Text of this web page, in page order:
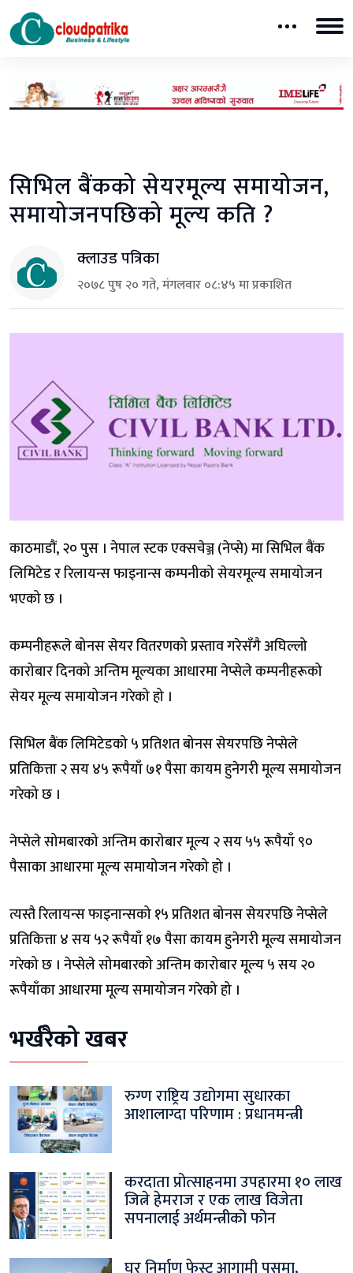
सिभिल बैंकको सेयरमूल्य समायोजन,
समायोजनपछिको मूल्य कति ?
क्लाउड पत्रिका
२०७८ पुष २० गते, मंगलवार ०८:४५ मा प्रकाशित
काठमाडौं, २० पुस । नेपाल स्टक एक्सचेञ्ज (नेप्से) मा सिभिल बैंक
लिमिटेड र रिलायन्स फाइनान्स कम्पनीको सेयरमूल्य समायोजन
भएको छ ।
कम्पनीहरूले बोनस सेयर वितरणको प्रस्ताव गरेसँगै अघिल्लो
कारोबार दिनको अन्तिम मूल्यका आधारमा नेप्सेले कम्पनीहरूको
सेयर मूल्य समायोजन गरेको हो ।
सिभिल बैंक लिमिटेडको ५ प्रतिशत बोनस सेयरपछि नेप्सेले
प्रतिकित्ता २ सय ४५ रूपैयाँ ७१ पैसा कायम हुनेगरी मूल्य समायोजन
गरेको छ ।
नेप्सेले सोमबारको अन्तिम कारोबार मूल्य २ सय ५५ रूपैयाँ ९०
पैसाका आधारमा मूल्य समायोजन गरेको हो ।
त्यस्तै रिलायन्स फाइनान्सको १५ प्रतिशत बोनस सेयरपछि नेप्सेले
प्रतिकित्ता ४ सय ५२ रूपैयाँ १७ पैसा कायम हुनेगरी मूल्य समायोजन
गरेको छ । नेप्सेले सोमबारको अन्तिम कारोबार मूल्य ५ सय २०
रूपैयाँका आधारमा मूल्य समायोजन गरेको हो ।
भर्खरैको खबर
रुग्ण राष्ट्रिय उद्योगमा सुधारका
आशालाग्दा परिणाम : प्रधानमन्त्री
करदाता प्रोत्साहनमा उपहारमा १० लाख
जित्ने हेमराज र एक लाख विजेता
सपनालाई अर्थमन्त्रीको फोन